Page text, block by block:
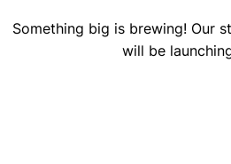
Something big is brewing! Our
will be